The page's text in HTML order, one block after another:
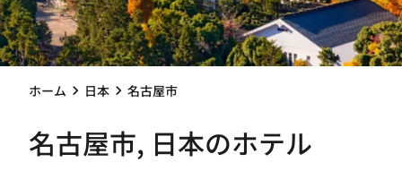
ホーム 日本 名古屋市
名古屋市, 日本のホテル